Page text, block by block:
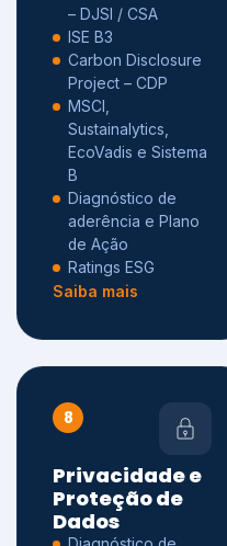
– DJSI / CSA
ISE B3
Carbon Disclosure
Project – CDP
MSCI,
Sustainalytics,
EcoVadis e Sistema
B
Diagnóstico de
aderência e Plano
de Ação
Ratings ESG
Saiba mais
8
Privacidade e
Proteção de
Dados